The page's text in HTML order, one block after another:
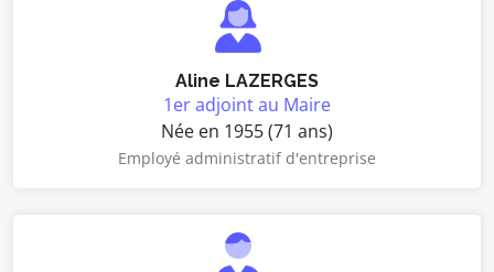
Aline LAZERGES
1er adjoint au Maire
Née en 1955 (71 ans)
Employé administratif d'entreprise